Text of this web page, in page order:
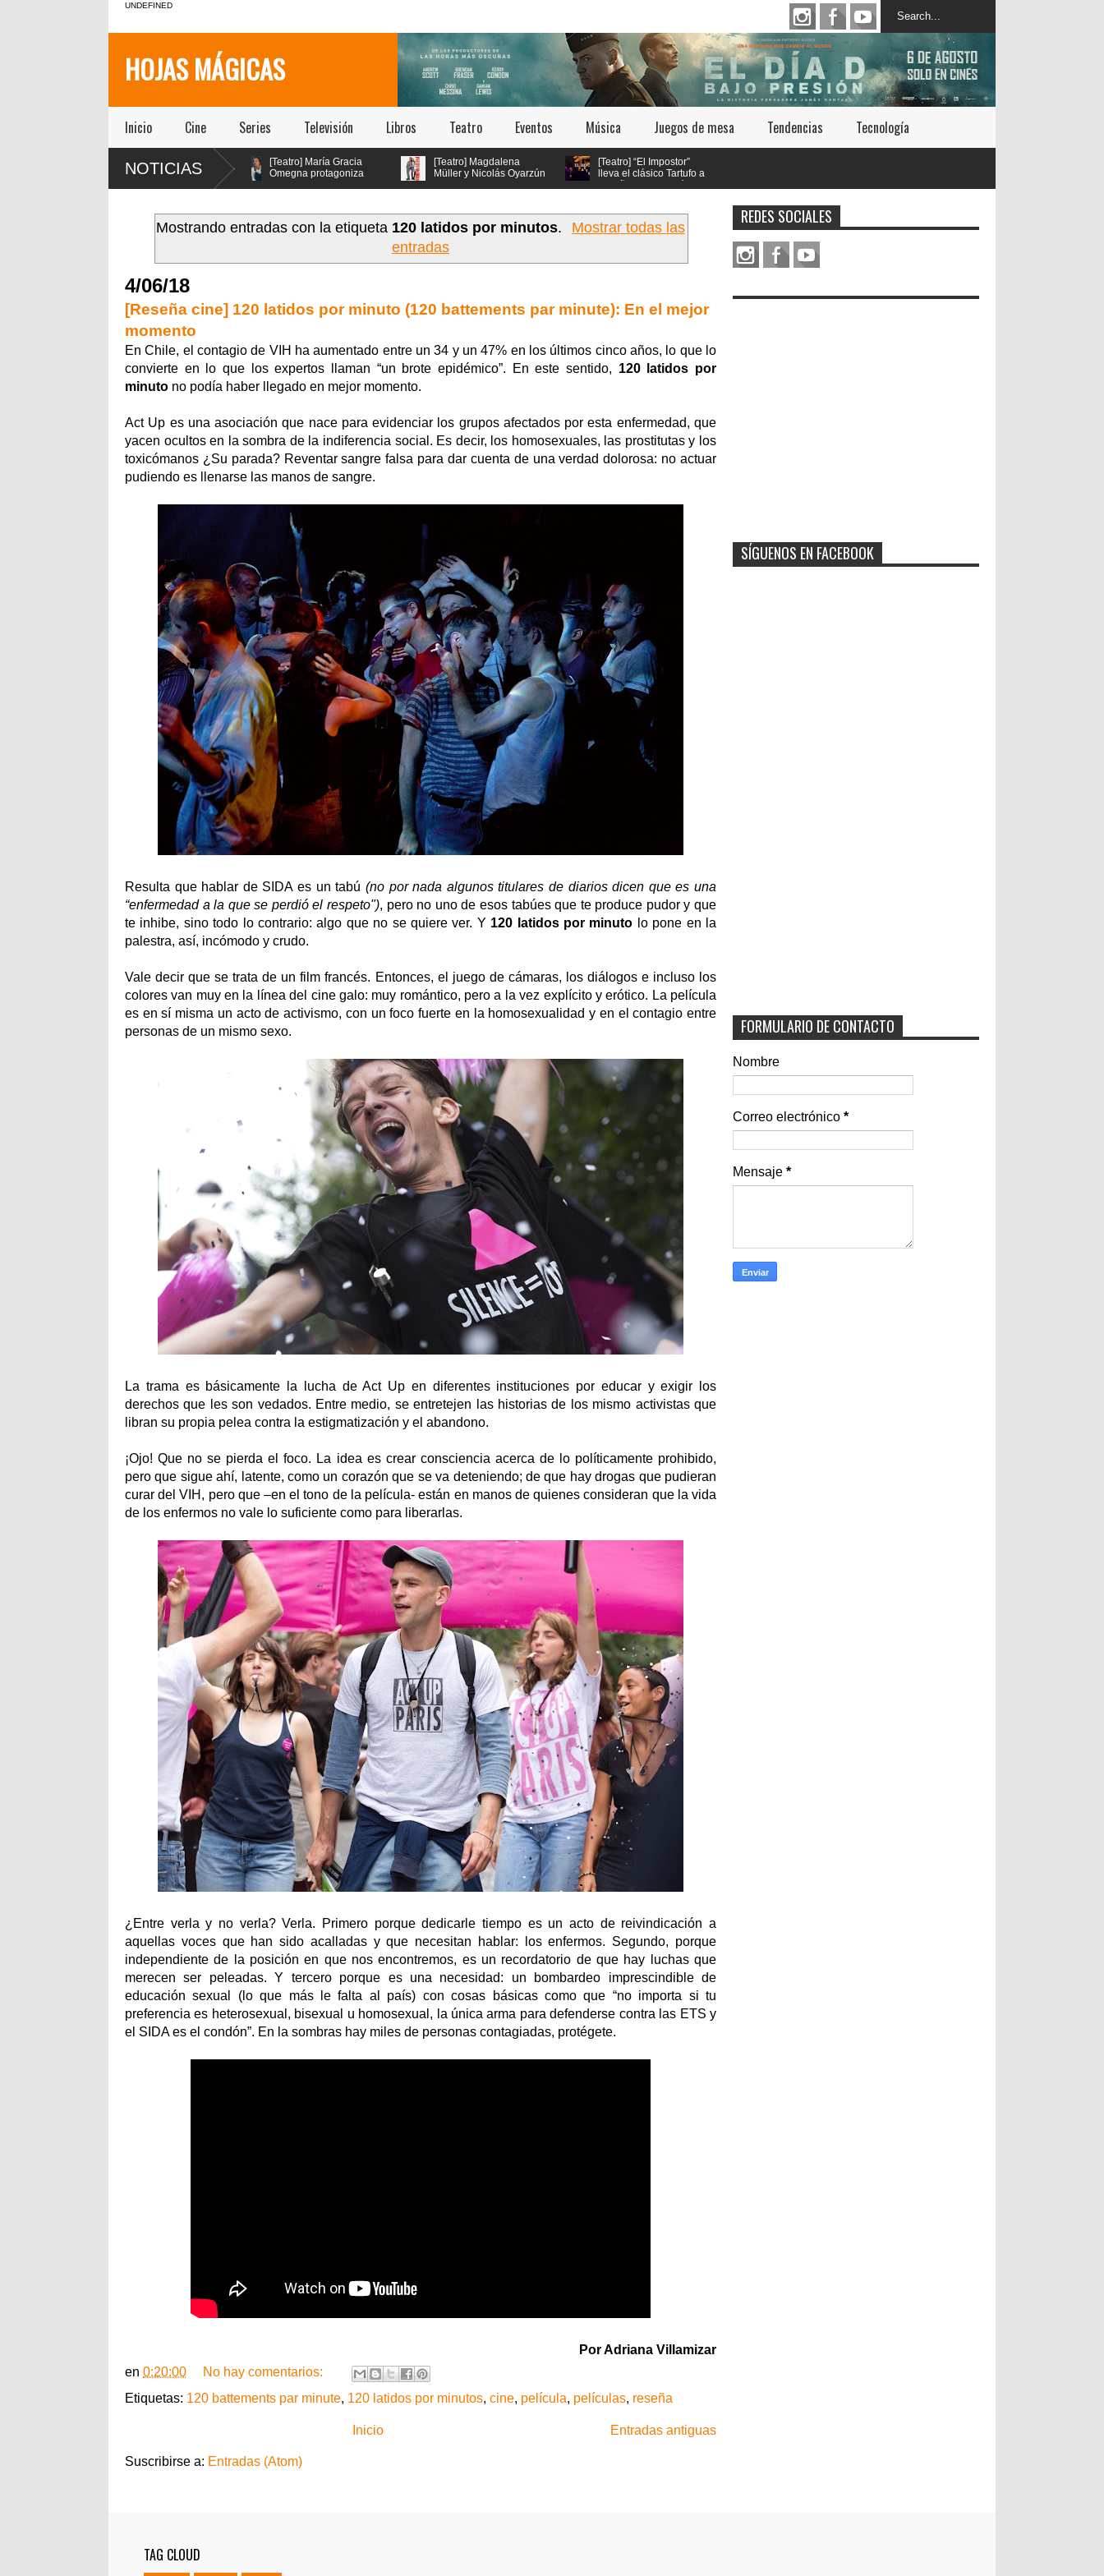
UNDEFINED
HOJAS MÁGICAS
Inicio Cine Series Televisión Libros Teatro Eventos Música Juegos de mesa Tendencias Tecnología
NOTICIAS
PA$$$TA(YO)BA$$$E!!!!
llegó a la Sala la Comedia de
[Teatro] María Gracia
Omegna protagoniza
[Teatro] Magdalena
Müller y Nicolás Oyarzún
[Teatro] “El Impostor”
lleva el clásico Tartufo a
Mostrando entradas con la etiqueta 120 latidos por minutos.
Mostrar todas las
entradas
4/06/18
[Reseña cine] 120 latidos por minuto (120 battements par minute): En el mejor
momento
En Chile, el contagio de VIH ha aumentado entre un 34 y un 47% en los últimos cinco años, lo que lo
convierte en lo que los expertos llaman “un brote epidémico”. En este sentido, 120 latidos por
minuto no podía haber llegado en mejor momento.
Act Up es una asociación que nace para evidenciar los grupos afectados por esta enfermedad, que
yacen ocultos en la sombra de la indiferencia social. Es decir, los homosexuales, las prostitutas y los
toxicómanos ¿Su parada? Reventar sangre falsa para dar cuenta de una verdad dolorosa: no actuar
pudiendo es llenarse las manos de sangre.
Resulta que hablar de SIDA es un tabú (no por nada algunos titulares de diarios dicen que es una
“enfermedad a la que se perdió el respeto"), pero no uno de esos tabúes que te produce pudor y que
te inhibe, sino todo lo contrario: algo que no se quiere ver. Y 120 latidos por minuto lo pone en la
palestra, así, incómodo y crudo.
Vale decir que se trata de un film francés. Entonces, el juego de cámaras, los diálogos e incluso los
colores van muy en la línea del cine galo: muy romántico, pero a la vez explícito y erótico. La película
es en sí misma un acto de activismo, con un foco fuerte en la homosexualidad y en el contagio entre
personas de un mismo sexo.
La trama es básicamente la lucha de Act Up en diferentes instituciones por educar y exigir los
derechos que les son vedados. Entre medio, se entretejen las historias de los mismo activistas que
libran su propia pelea contra la estigmatización y el abandono.
¡Ojo! Que no se pierda el foco. La idea es crear consciencia acerca de lo políticamente prohibido,
pero que sigue ahí, latente, como un corazón que se va deteniendo; de que hay drogas que pudieran
curar del VIH, pero que –en el tono de la película- están en manos de quienes consideran que la vida
de los enfermos no vale lo suficiente como para liberarlas.
¿Entre verla y no verla? Verla. Primero porque dedicarle tiempo es un acto de reivindicación a
aquellas voces que han sido acalladas y que necesitan hablar: los enfermos. Segundo, porque
independiente de la posición en que nos encontremos, es un recordatorio de que hay luchas que
merecen ser peleadas. Y tercero porque es una necesidad: un bombardeo imprescindible de
educación sexual (lo que más le falta al país) con cosas básicas como que “no importa si tu
preferencia es heterosexual, bisexual u homosexual, la única arma para defenderse contra las ETS y
el SIDA es el condón”. En la sombras hay miles de personas contagiadas, protégete.
Por Adriana Villamizar
en 0:20:00
No hay comentarios:
Etiquetas: 120 battements par minute, 120 latidos por minutos, cine, película, películas, reseña
Entradas antiguas
Inicio
Suscribirse a: Entradas (Atom)
REDES SOCIALES
SÍGUENOS EN FACEBOOK
FORMULARIO DE CONTACTO
Nombre
Correo electrónico *
Mensaje *
TAG CLOUD